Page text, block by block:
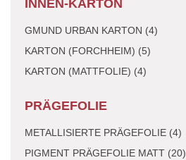
INNEN-KARTON
GMUND URBAN KARTON (4)
KARTON (FORCHHEIM) (5)
KARTON (MATTFOLIE) (4)
PRÄGEFOLIE
METALLISIERTE PRÄGEFOLIE (4)
PIGMENT PRÄGEFOLIE MATT (20)